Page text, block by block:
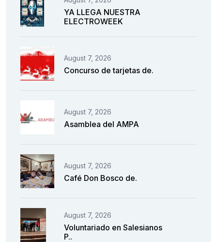
YA LLEGA NUESTRA
ELECTROWEEK
August 7, 2026
Concurso de tarjetas de.
August 7, 2026
Asamblea del AMPA
August 7, 2026
Café Don Bosco de.
August 7, 2026
Voluntariado en Salesianos
P..